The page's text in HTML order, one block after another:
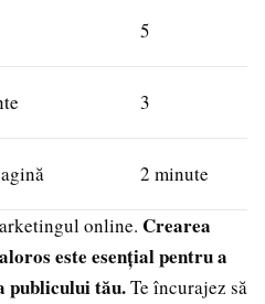
5
3
2 minute
online. Crearea
este esențial pentru a
publicului tău.Te încurajez să